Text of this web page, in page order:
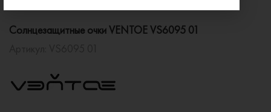
Солнцезащитные очки VENTOE VS6095 01